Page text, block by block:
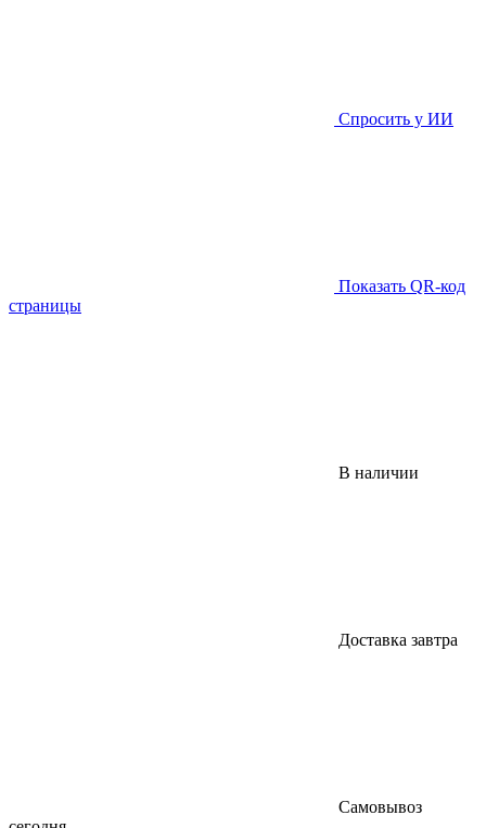
Спросить у ИИ
Показать QR-код
страницы
В наличии
Доставка завтра
Самовывоз